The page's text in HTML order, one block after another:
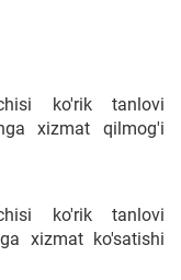
ko'rik tanlovi
xizmat qilmog'i
ko'rik tanlovi
xizmat ko'satishi